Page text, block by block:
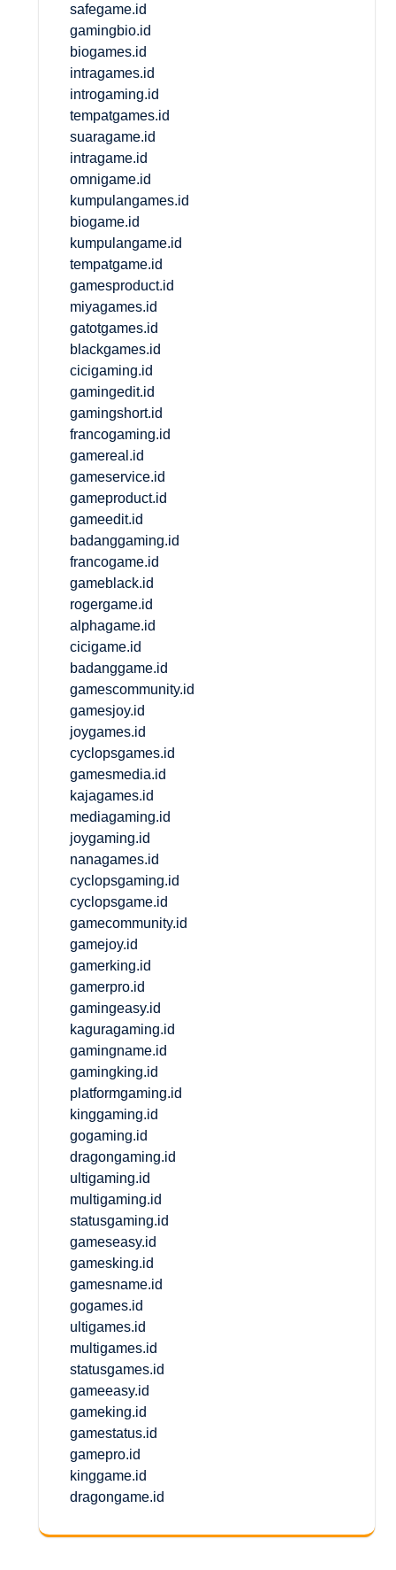
safegame.id
gamingbio.id
biogames.id
intragames.id
introgaming.id
tempatgames.id
suaragame.id
intragame.id
omnigame.id
kumpulangames.id
biogame.id
kumpulangame.id
tempatgame.id
gamesproduct.id
miyagames.id
gatotgames.id
blackgames.id
cicigaming.id
gamingedit.id
gamingshort.id
francogaming.id
gamereal.id
gameservice.id
gameproduct.id
gameedit.id
badanggaming.id
francogame.id
gameblack.id
rogergame.id
alphagame.id
cicigame.id
badanggame.id
gamescommunity.id
gamesjoy.id
joygames.id
cyclopsgames.id
gamesmedia.id
kajagames.id
mediagaming.id
joygaming.id
nanagames.id
cyclopsgaming.id
cyclopsgame.id
gamecommunity.id
gamejoy.id
gamerking.id
gamerpro.id
gamingeasy.id
kaguragaming.id
gamingname.id
gamingking.id
platformgaming.id
kinggaming.id
gogaming.id
dragongaming.id
ultigaming.id
multigaming.id
statusgaming.id
gameseasy.id
gamesking.id
gamesname.id
gogames.id
ultigames.id
multigames.id
statusgames.id
gameeasy.id
gameking.id
gamestatus.id
gamepro.id
kinggame.id
dragongame.id